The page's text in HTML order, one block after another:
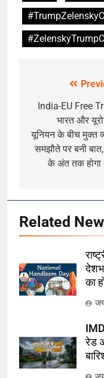
navigation
India-EU Free
भारत और
यूनियन के बीच मुक्त
समझौते पर बनी
के अंत तक
Related
का
रेड